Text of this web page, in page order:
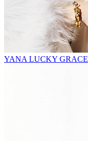
YANA LUCKY GRACE